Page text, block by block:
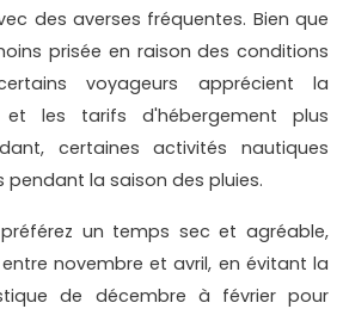
des averses fréquentes. Bien que
prisée en raison des conditions
voyageurs apprécient la
les tarifs d'hébergement plus
certaines activités nautiques
pendant la saison des pluies.
un temps sec et agréable,
novembre et avril, en évitant la
de décembre à février pour